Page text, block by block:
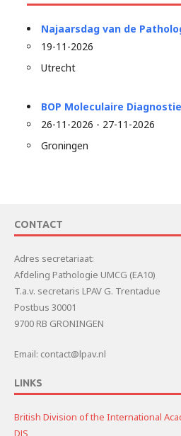
Najaarsdag van de
19-11-2026
Utrecht
BOP Moleculaire
26-11-2026 - 27-11-2026
Groningen
CONTACT
Adres secretariaat:
Afdeling Pathologie UMCG (EA10)
T.a.v. secretaris LPAV G. Trentadue
Postbus 30001
9700 RB GRONINGEN
Email: contact@lpav.nl
LINKS
British Division of the International
DJS